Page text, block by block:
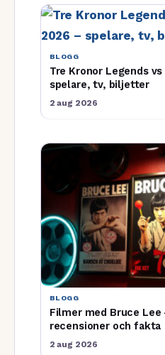
BLOGG
Tre Kronor Legends
spelare, tv, biljetter
2 aug 2026
BLOGG
Filmer med Bruce
recensioner och fakta
2 aug 2026